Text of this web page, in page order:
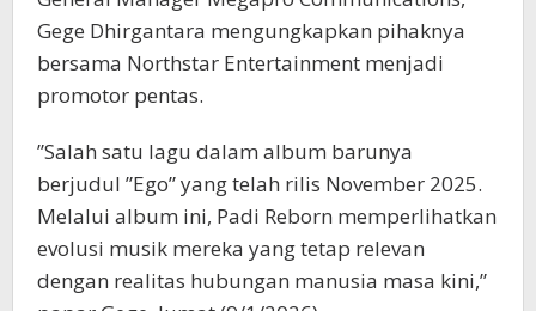
Gege Dhirgantara mengungkapkan pihaknya
bersama Northstar Entertainment menjadi
promotor pentas.
”Salah satu lagu dalam album barunya
berjudul ”Ego” yang telah rilis November 2025.
Melalui album ini, Padi Reborn memperlihatkan
evolusi musik mereka yang tetap relevan
dengan realitas hubungan manusia masa kini,”